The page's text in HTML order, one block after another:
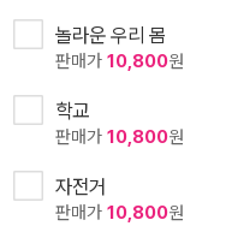
놀라운 우리 몸
판매가 10,800원
학교
판매가 10,800원
자전거
판매가 10,800원